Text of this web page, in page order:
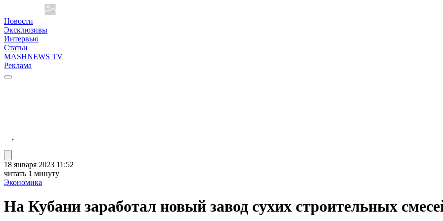
Новости
Эксклюзивы
Интервью
Статьи
MASHNEWS TV
Реклама
18 января 2023 11:52
читать 1 минуту
Экономика
На Кубани заработал новый завод сухих строительных